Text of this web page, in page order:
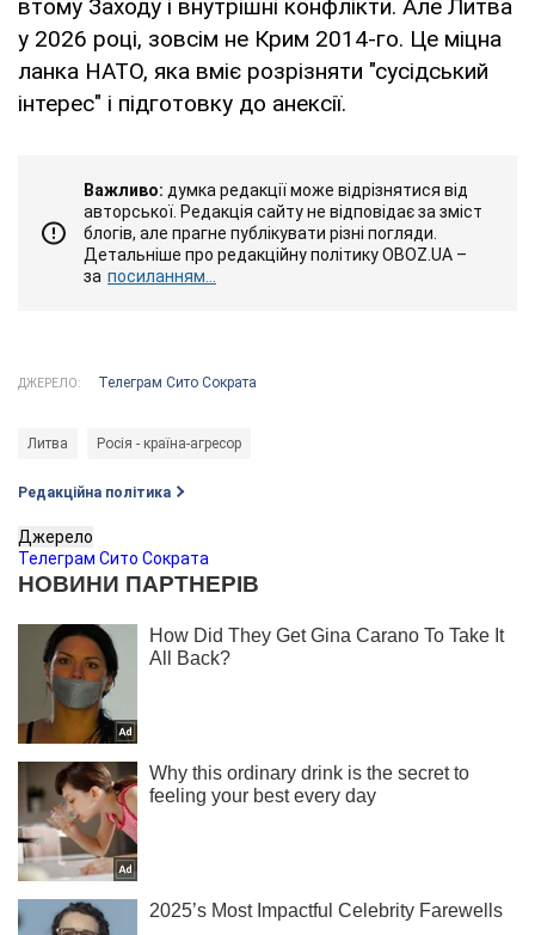
втому Заходу і внутрішні конфлікти. Але Литва
у 2026 році, зовсім не Крим 2014-го. Це міцна
ланка НАТО, яка вміє розрізняти "сусідський
інтерес" і підготовку до анексії.
Важливо: думка редакції може відрізнятися від
авторської. Редакція сайту не відповідає за зміст
блогів, але прагне публікувати різні погляди.
Детальніше про редакційну політику OBOZ.UA –
за посиланням...
ДЖЕРЕЛО: Телеграм Сито Сократа
Литва Росія - країна-агресор
Редакційна політика
Джерело
Телеграм Сито Сократа